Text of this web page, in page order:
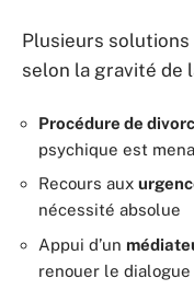
Plusieurs
selon la gravité de
Procédure de
psychique est
Recours aux
nécessité absolue
Appui d’un
renouer le